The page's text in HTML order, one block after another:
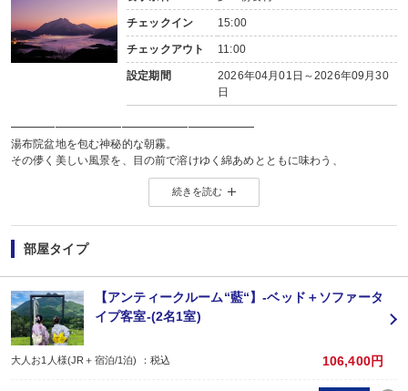
チェックイン 15:00
チェックアウト 11:00
設定期間
2026年04月01日～2026年09月30
日
━━━━━━━━━━━━━━━━━━━━━━
湯布院盆地を包む神秘的な朝霧。
その儚く美しい風景を、目の前で溶けゆく綿あめとともに味わう、
五感で楽しむすき焼き体験。
━━━━━━━━━━━━━━━━━━━━━━
白い綿あめが熱々の鉄鍋に触れた瞬間、ゆっくりと姿を消していく様は、
まるで朝日に照らされて消えゆく湯布院の朝霧そのもの。
甘く香る湯気とともに、特別な一夜の物語が始まります。
＊大分県のブランド牛「おおいた和牛」を贅沢に使用
＊ふわりと立ちのぼる綿あめで「湯布院の朝霧」を表現
＊旬の地元野菜と特製割下で仕上げる、料理長こだわりのすき焼き
綿あめが生み出す優しい甘みと、牛肉の旨味が溶け合い、深みのある味わいに
締めには卵を絡めて、ふわりと柔らかな口当たりを。
※同じご宿泊プランで2泊以上ご予約の場合、2泊目以降は、
ご宿泊料金に応じた当館おまかせのご夕食内容に変更させていただきます。
続きを読む
部屋タイプ
【アンティークルーム“藍“】-ベッド＋ソファータ
イプ客室-(2名1室)
大人お1人様(JR＋宿泊/1泊) ：税込 106,400円